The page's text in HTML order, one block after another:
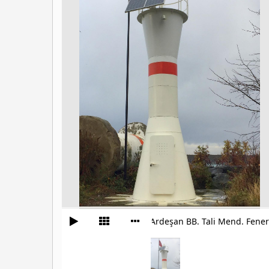
Ardeşan BB. Tali Mend.